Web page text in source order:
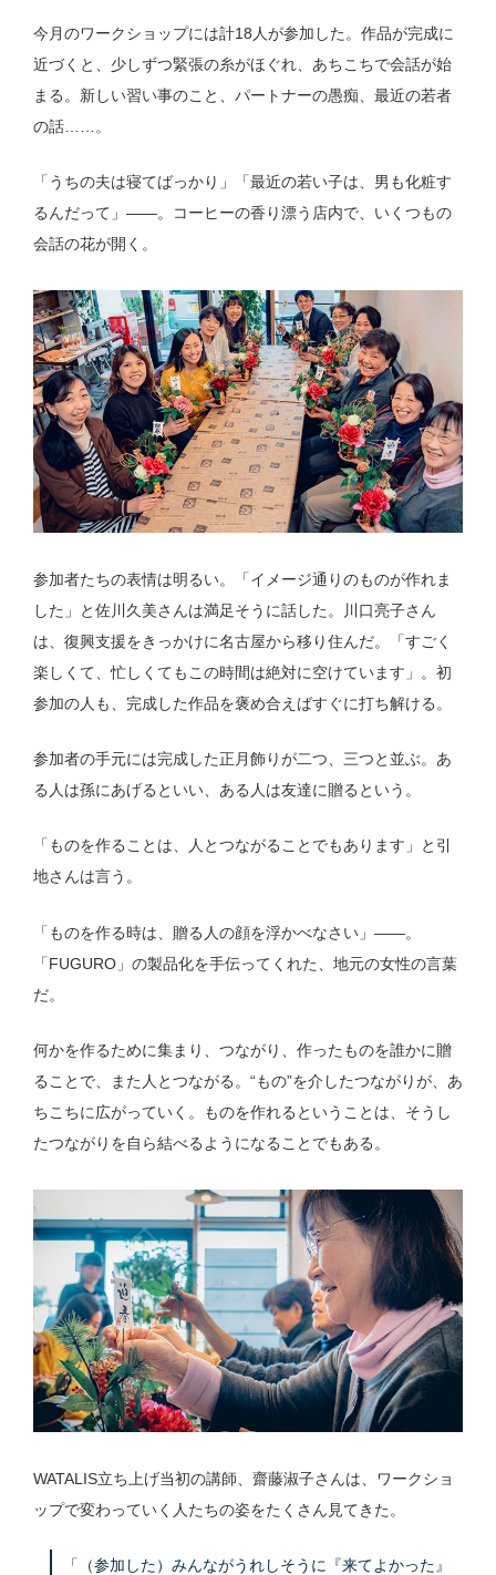
今月のワークショップには計18人が参加した。作品が完成に
近づくと、少しずつ緊張の糸がほぐれ、あちこちで会話が始
まる。新しい習い事のこと、パートナーの愚痴、最近の若者
の話……。
「うちの夫は寝てばっかり」「最近の若い子は、男も化粧す
るんだって」——。コーヒーの香り漂う店内で、いくつもの
会話の花が開く。
参加者たちの表情は明るい。「イメージ通りのものが作れま
した」と佐川久美さんは満足そうに話した。川口亮子さん
は、復興支援をきっかけに名古屋から移り住んだ。「すごく
楽しくて、忙しくてもこの時間は絶対に空けています」。初
参加の人も、完成した作品を褒め合えばすぐに打ち解ける。
参加者の手元には完成した正月飾りが二つ、三つと並ぶ。あ
る人は孫にあげるといい、ある人は友達に贈るという。
「ものを作ることは、人とつながることでもあります」と引
地さんは言う。
「ものを作る時は、贈る人の顔を浮かべなさい」——。
「FUGURO」の製品化を手伝ってくれた、地元の女性の言葉
だ。
何かを作るために集まり、つながり、作ったものを誰かに贈
ることで、また人とつながる。“もの”を介したつながりが、あ
ちこちに広がっていく。ものを作れるということは、そうし
たつながりを自ら結べるようになることでもある。
WATALIS立ち上げ当初の講師、齋藤淑子さんは、ワークショ
ップで変わっていく人たちの姿をたくさん見てきた。
「（参加した）みんながうれしそうに『来てよかった』